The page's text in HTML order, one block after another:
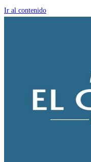
Ir al contenido